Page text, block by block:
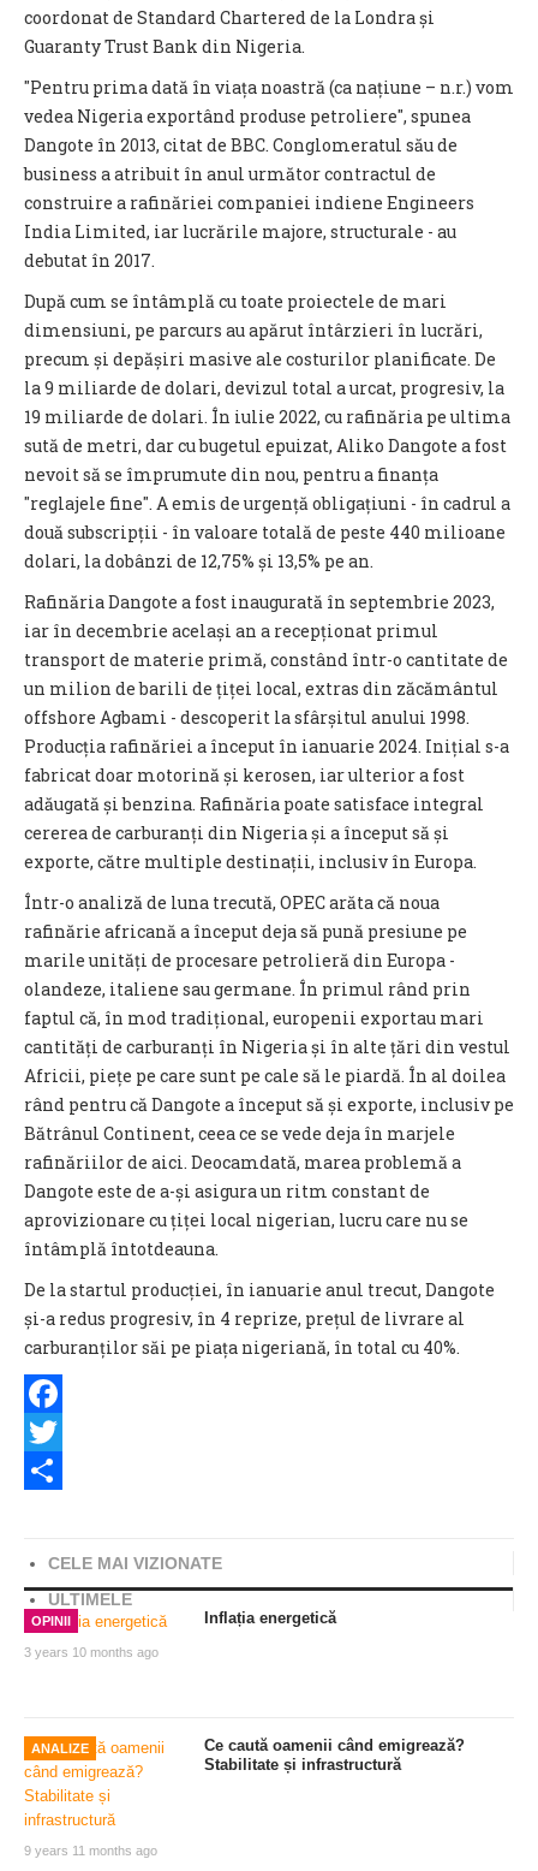
coordonat de Standard Chartered de la Londra și
Guaranty Trust Bank din Nigeria.
″Pentru prima dată în viața noastră (ca națiune – n.r.) vom
vedea Nigeria exportând produse petroliere″, spunea
Dangote în 2013, citat de BBC. Conglomeratul său de
business a atribuit în anul următor contractul de
construire a rafinăriei companiei indiene Engineers
India Limited, iar lucrările majore, structurale - au
debutat în 2017.
După cum se întâmplă cu toate proiectele de mari
dimensiuni, pe parcurs au apărut întârzieri în lucrări,
precum și depășiri masive ale costurilor planificate. De
la 9 miliarde de dolari, devizul total a urcat, progresiv, la
19 miliarde de dolari. În iulie 2022, cu rafinăria pe ultima
sută de metri, dar cu bugetul epuizat, Aliko Dangote a fost
nevoit să se împrumute din nou, pentru a finanța
″reglajele fine″. A emis de urgență obligațiuni - în cadrul a
două subscripții - în valoare totală de peste 440 milioane
dolari, la dobânzi de 12,75% și 13,5% pe an.
Rafinăria Dangote a fost inaugurată în septembrie 2023,
iar în decembrie același an a recepționat primul
transport de materie primă, constând într-o cantitate de
un milion de barili de țiței local, extras din zăcământul
offshore Agbami - descoperit la sfârșitul anului 1998.
Producția rafinăriei a început în ianuarie 2024. Inițial s-a
fabricat doar motorină și kerosen, iar ulterior a fost
adăugată și benzina. Rafinăria poate satisface integral
cererea de carburanți din Nigeria și a început să și
exporte, către multiple destinații, inclusiv în Europa.
Într-o analiză de luna trecută, OPEC arăta că noua
rafinărie africană a început deja să pună presiune pe
marile unități de procesare petrolieră din Europa -
olandeze, italiene sau germane. În primul rând prin
faptul că, în mod tradițional, europenii exportau mari
cantități de carburanți în Nigeria și în alte țări din vestul
Africii, piețe pe care sunt pe cale să le piardă. În al doilea
rând pentru că Dangote a început să și exporte, inclusiv pe
Bătrânul Continent, ceea ce se vede deja în marjele
rafinăriilor de aici. Deocamdată, marea problemă a
Dangote este de a-și asigura un ritm constant de
aprovizionare cu țiței local nigerian, lucru care nu se
întâmplă întotdeauna.
De la startul producției, în ianuarie anul trecut, Dangote
și-a redus progresiv, în 4 reprize, prețul de livrare al
carburanților săi pe piața nigeriană, în total cu 40%.
Facebook
Twitter
CELE MAI VIZIONATE
ULTIMELE
OPINII
3 years 10 months ago
Inflația energetică
ANALIZE
9 years 11 months ago
Ce caută oamenii când emigrează?
Stabilitate și infrastructură